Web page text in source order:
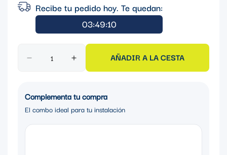
Recibe tu pedido hoy. Te quedan:
03:49:09
AÑADIR A LA CESTA
Complementa tu compra
El combo ideal para tu instalación